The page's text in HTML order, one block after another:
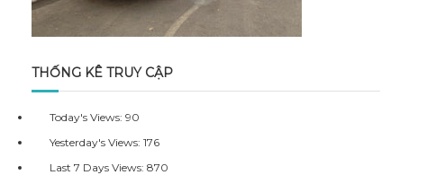
THỐNG KÊ TRUY CẬP
Today's Views:90
Yesterday's Views:176
Last 7 Days Views:870